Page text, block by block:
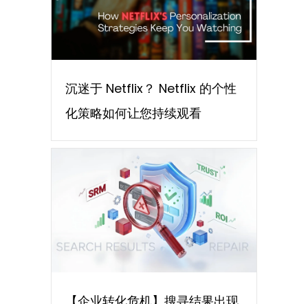
沉迷于 Netflix？ Netflix 的个性
化策略如何让您持续观看
【企业转化危机】搜寻结果出现